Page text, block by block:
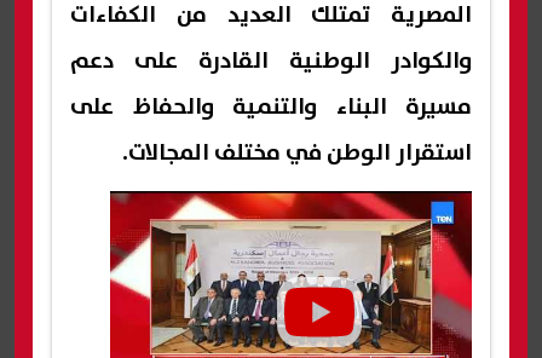
المصرية تمتلك العديد من الكفاءات
والكوادر الوطنية القادرة على دعم
مسيرة البناء والتنمية والحفاظ على
استقرار الوطن في مختلف المجالات.